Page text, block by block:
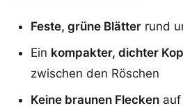
Feste, grüne Blätter rund
Ein kompakter, dichter
zwischen den Röschen
Keine braunen Flecken